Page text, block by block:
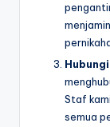
Staf
semua